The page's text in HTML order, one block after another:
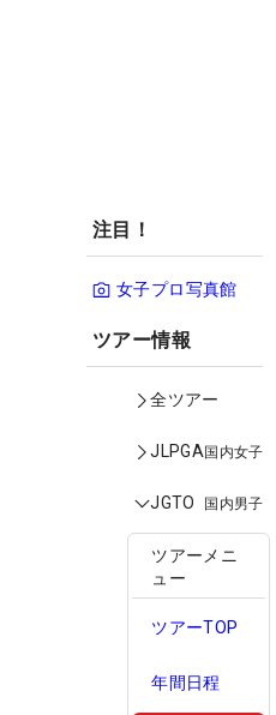
注目！
女子プロ写真館
ツアー情報
全ツアー
JLPGA国内女子
JGTO 国内男子
ツアーメニ
ュー
ツアーTOP
年間日程